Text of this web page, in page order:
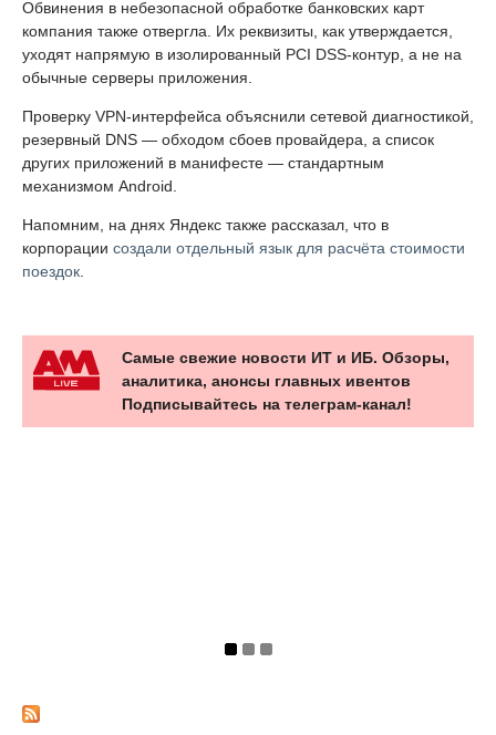
релизов.
Доступ к контактам Яндекс объяснил голосовыми командами
вроде «Позвони маме». При первой синхронизации на
только изменения. Имена и номера не хешируются:
компании нужны исходные значения для распознавания
речи.
переписку в WhatsApp(принадлежит корпорации Meta,
признанной экстремисткой и запрещённой в России),
Telegram и Viber, а видит лишь способы связи,
Обвинения в небезопасной обработке банковских карт
компания также отвергла. Их реквизиты, как утверждается,
уходят напрямую в изолированный PCI DSS-контур, а не на
обычные серверы приложения.